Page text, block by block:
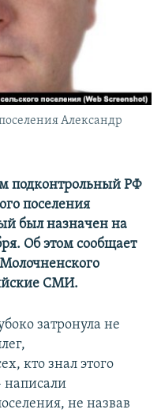
Александр
подконтрольный РФ
поселения
был назначен на
Об этом сообщает
СМИ.
затронула не
кто знал этого
написали
не назвав